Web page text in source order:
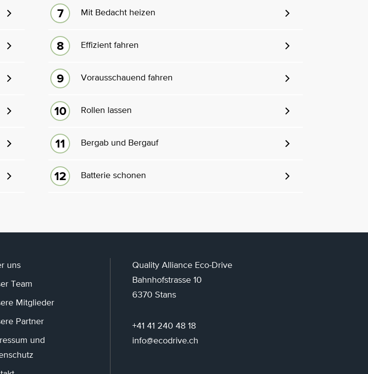
Mit Bedacht heizen
Effizient fahren
Vorausschauend fahren
Rollen lassen
Bergab und Bergauf
Batterie schonen
uns
Team
Mitglieder
Partner
und
Quality Alliance Eco-Drive
Bahnhofstrasse 10
6370 Stans
+41 41 240 48 18
info@ecodrive.ch